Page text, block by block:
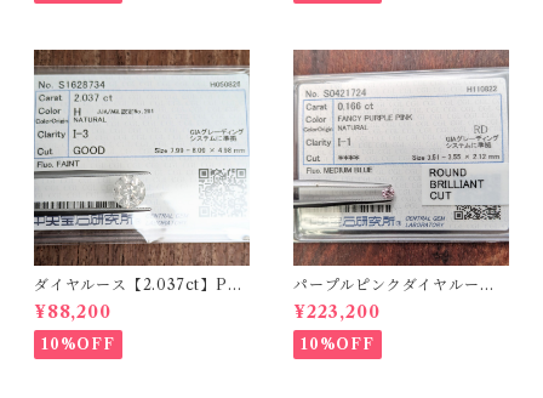
ダイヤルース【2.037ct】PR
O208851
¥88,200
10%OFF
パープルピンクダイヤルース
【0.166ct】PRO204575
¥223,200
10%OFF